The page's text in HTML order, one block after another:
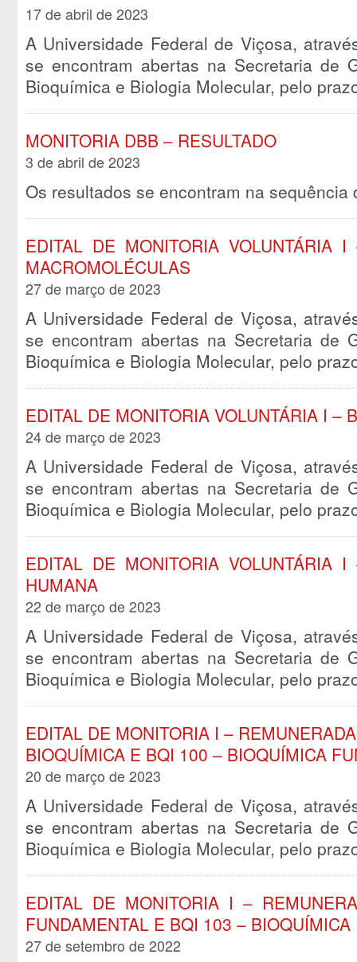
17 de abril de 2023
A Universidade Federal de Viçosa,
se encontram abertas na Secretaria de
Bioquímica e Biologia Molecular, pelo
MONITORIA DBB – RESULTADO
3 de abril de 2023
Os resultados se encontram na sequência
EDITAL DE MONITORIA
MACROMOLÉCULAS
27 de março de 2023
A Universidade Federal de Viçosa,
se encontram abertas na Secretaria de
Bioquímica e Biologia Molecular, pelo
EDITAL DE MONITORIA VOLUNTÁRIA I –
24 de março de 2023
A Universidade Federal de Viçosa,
se encontram abertas na Secretaria de
Bioquímica e Biologia Molecular, pelo
EDITAL DE MONITORIA VOLUNTÁRIA
HUMANA
22 de março de 2023
A Universidade Federal de Viçosa,
se encontram abertas na Secretaria de
Bioquímica e Biologia Molecular, pelo
EDITAL DE MONITORIA I –
BIOQUÍMICA E BQI 100 – BIOQUÍMICA
20 de março de 2023
A Universidade Federal de Viçosa,
se encontram abertas na Secretaria de
Bioquímica e Biologia Molecular, pelo
EDITAL DE MONITORIA I –
FUNDAMENTAL E BQI 103 – BIOQUÍMICA
27 de setembro de 2022